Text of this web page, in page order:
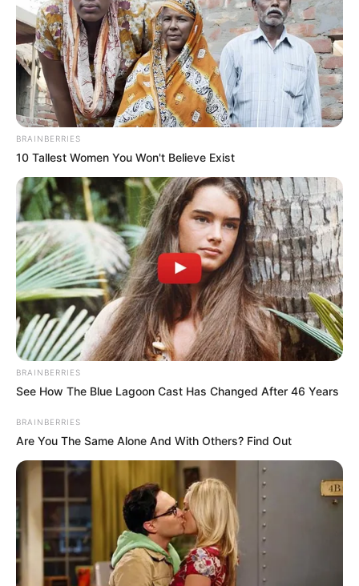
👶 NAGYPAPAKÉNT TELJES AZ ÉLET
Feró immárnégy unoka boldog nagypapája– és
ez a szerep teljesen új oldalát hozta elő.
Botondkét kisfiú édesapja: Patrik Dominik
(2016) és Noel Konor (2022).
Hunoregy kislány, Alíz Beatrice
kisfiú,Nimród Zalán(2021) apukája.
„Hogy miben változtatott meg a nagypapaság?
Hát egyszerűen szerelmes vagyok!” – mondta
mosolyogva egy interjúban.
Feró ma már ritkábban lázad, inkább nosztalgiával
és humorral beszél a múltról. Tudja, hogy az idő
nem kíméli a rockereket sem, de a színpadon még
mindig ugyanazzal az energiával ordítja a
BRAINBERRIES
10 Tallest Women You Won't Believe Exist
BRAINBERRIES
See How The Blue Lagoon Cast Has Changed After 46 Years
BRAINBERRIES
Are You The Same Alone And With Others? Find Out